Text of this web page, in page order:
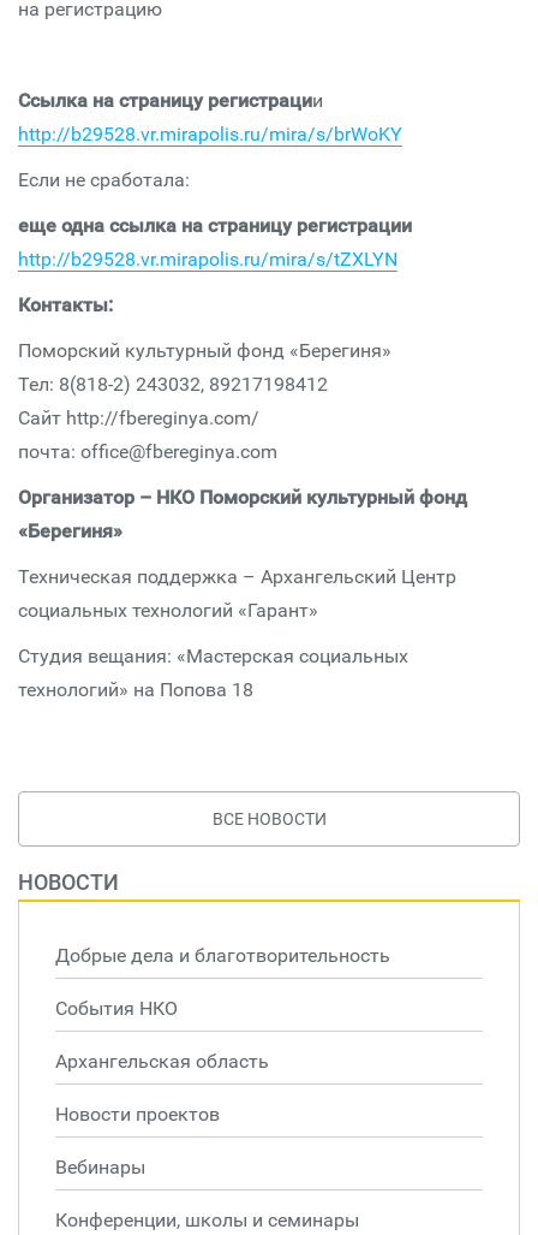
на регистрацию
Ссылка на страницу регистрации
http://b29528.vr.mirapolis.ru/mira/s/brWoKY
Если не сработала:
еще одна ссылка на страницу регистрации
http://b29528.vr.mirapolis.ru/mira/s/tZXLYN
Контакты:
Поморский культурный фонд «Берегиня»
Тел: 8(818-2) 243032, 89217198412
Сайт http://fbereginya.com/
почта: office@fbereginya.com
Организатор – НКО Поморский культурный фонд
«Берегиня»
Техническая поддержка – Архангельский Центр
социальных технологий «Гарант»
Студия вещания: «Мастерская социальных
технологий» на Попова 18
ВСЕ НОВОСТИ
НОВОСТИ
Добрые дела и благотворительность
События НКО
Архангельская область
Новости проектов
Вебинары
Конференции, школы и семинары